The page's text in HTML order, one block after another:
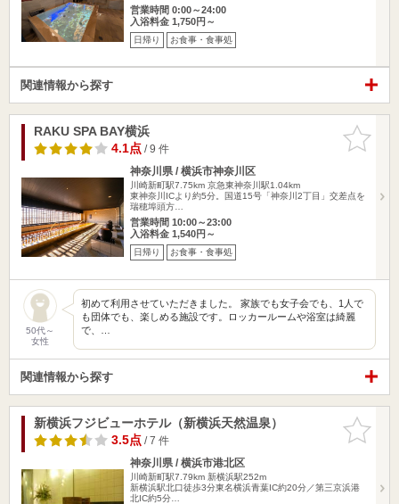
営業時間 0:00～24:00
入浴料金 1,750円～
日帰り お食事・食事処
関連情報から探す
お気に入
りに追加
RAKU SPA BAY横浜
4.1点/ 9 件
神奈川県 / 横浜市神奈川区
川崎新町駅7.75km 京急東神奈川駅1.04km
東神奈川ICより約5分。国道15号「神奈川2丁目」交差点を
瑞穂埠頭方…
営業時間 10:00～23:00
入浴料金 1,540円～
日帰り お食事・食事処
50代～
女性
初めて利用させていただきました。 家族でも女子会でも、1人で
も団体でも、楽しめる施設です。ロッカールームや浴室は綺麗
で、…
関連情報から探す
お気に入
りに追加
新横浜フジビューホテル（新横浜天然温泉）
3.5点/ 7 件
神奈川県 / 横浜市港北区
川崎新町駅7.79km 新横浜駅252m
新横浜駅北口徒歩3分東名横浜青葉IC約20分／第三京浜港
北IC約5分…